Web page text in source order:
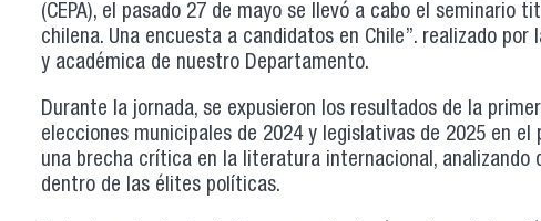
(CEPA), el pasado 27 de mayo se llevó a cabo el seminario
chilena. Una encuesta a candidatos en Chile”. realizado por
y académica de nuestro Departamento.
Durante la jornada, se expusieron los resultados de la
elecciones municipales de 2024 y legislativas de 2025 en
una brecha crítica en la literatura internacional,
dentro de las élites políticas.